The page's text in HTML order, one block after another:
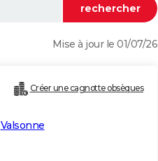
Mise à jour le 01/07/26
Créer une cagnotte obsèques
Valsonne